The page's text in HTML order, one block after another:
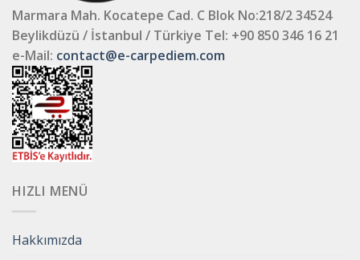
Marmara Mah. Kocatepe Cad. C Blok No:218/2 34524
Beylikdüzü / İstanbul / Türkiye Tel: +90 850 346 16 21
e-Mail: contact@e-carpediem.com
HIZLI MENÜ
Hakkımızda